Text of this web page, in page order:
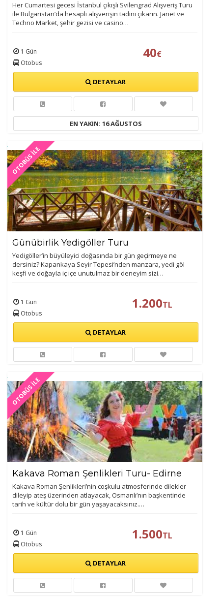
Her Cumartesi gecesi İstanbul çıkışlı Svilengrad Alışveriş Turu
ile Bulgaristan’da hesaplı alışverişin tadını çıkarın. Janet ve
Techno Market, şehir gezisi ve casino…
1 Gün
Otobus
40€
DETAYLAR
EN YAKIN: 16 AĞUSTOS
OTOBÜS İLE
Günübirlik Yedigöller Turu
Yedigöller’in büyüleyici doğasında bir gün geçirmeye ne
dersiniz? Kapankaya Seyir Tepesi’nden manzara, yedi göl
keşfi ve doğayla iç içe unutulmaz bir deneyim sizi…
1 Gün
Otobus
1.200TL
DETAYLAR
OTOBÜS İLE
Kakava Roman Şenlikleri Turu- Edirne
Kakava Roman Şenlikleri’nin coşkulu atmosferinde dilekler
dileyip ateş üzerinden atlayacak, Osmanlı’nın başkentinde
tarih ve kültür dolu bir gün yaşayacaksınız.…
1 Gün
Otobus
1.500TL
DETAYLAR